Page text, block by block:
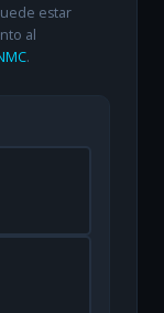
estar
al
.